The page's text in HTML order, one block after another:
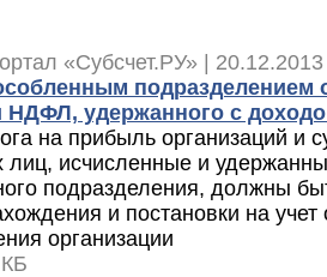
«Субсчет.РУ» |
подразделением
удержанного с
на прибыль организаций и
лиц, исчисленные и
подразделения, должны
и постановки на учет
организации